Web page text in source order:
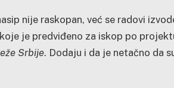
nije raskopan, već se radovi
je predviđeno za iskop po
Srbije. Dodaju i da je netačno da